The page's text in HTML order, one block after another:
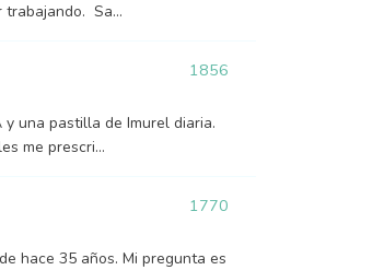
Sa...
una pastilla de Imurel diaria.
me prescri...
1856
hace 35 años. Mi pregunta es
1770